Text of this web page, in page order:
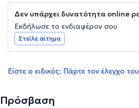
Δεν υπάρχει δυνατότητα online
Εκδήλωσε το ενδιαφέρον σου
Στείλε αίτημα
Είστε ο ειδικός; Πάρτε τον έλεγχο
Πρόσβαση